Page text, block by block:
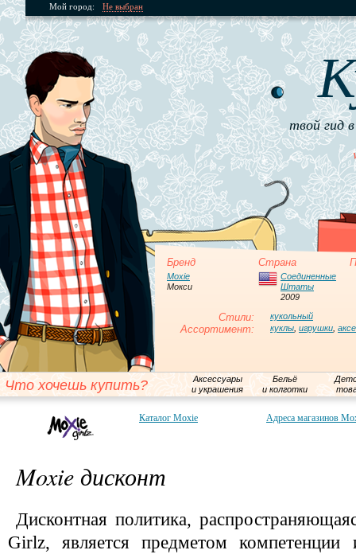
Мой город: Не выбран
твой гид
Бренд Страна
Moxie
Мокси
Соединенные
Штаты
2009
Стили: кукольный
Ассортимент: куклы игрушки
Что хочешь купить?
Аксессуары
и украшения
Бельё
и колготки
Каталог Moxie Адреса магазинов
Moxie дисконт
Дисконтная политика,
Girlz, является предметом компетенции